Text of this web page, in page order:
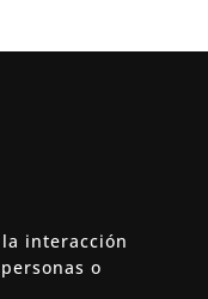
interacción
o